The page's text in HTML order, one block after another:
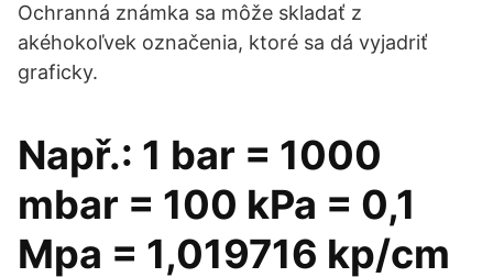
Ochranná známka sa môže skladať z
akéhokoľvek označenia, ktoré sa dá vyjadriť
graficky.
Např.: 1 bar = 1000
mbar = 100 kPa = 0,1
Mpa = 1,019716 kp/cm